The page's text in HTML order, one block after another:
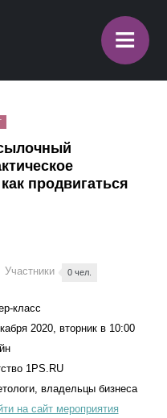
≡
продвигаться
Участники 0 чел.
класс
2020, вторник в 10:00
1PS.RU
владельцы бизнеса
на сайт мероприятия